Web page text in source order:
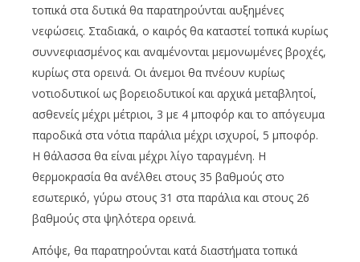
τοπικά στα δυτικά θα παρατηρούνται αυξημένες
νεφώσεις. Σταδιακά, ο καιρός θα καταστεί τοπικά κυρίως
συννεφιασμένος και αναμένονται μεμονωμένες βροχές,
κυρίως στα ορεινά. Οι άνεμοι θα πνέουν κυρίως
νοτιοδυτικοί ως βορειοδυτικοί και αρχικά μεταβλητοί,
ασθενείς μέχρι μέτριοι, 3 με 4 μποφόρ και το απόγευμα
παροδικά στα νότια παράλια μέχρι ισχυροί, 5 μποφόρ.
Η θάλασσα θα είναι μέχρι λίγο ταραγμένη. Η
θερμοκρασία θα ανέλθει στους 35 βαθμούς στο
εσωτερικό, γύρω στους 31 στα παράλια και στους 26
βαθμούς στα ψηλότερα ορεινά.
Απόψε, θα παρατηρούνται κατά διαστήματα τοπικά